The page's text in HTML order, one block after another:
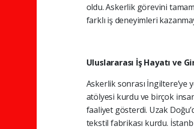
oldu. Askerlik görevini
farklı iş deneyimleri
Uluslararası İş Hayatı ve
Askerlik sonrası İngiltere’ye
atölyesi kurdu ve birçok
faaliyet gösterdi. Uzak
tekstil fabrikası kurdu.